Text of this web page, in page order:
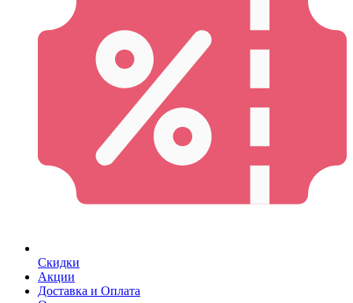
Скидки
Акции
Доставка и Оплата